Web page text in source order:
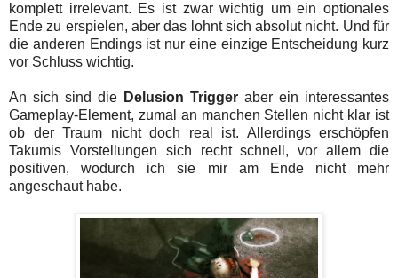
komplett irrelevant. Es ist zwar wichtig um ein optionales
Ende zu erspielen, aber das lohnt sich absolut nicht. Und für
die anderen Endings ist nur eine einzige Entscheidung kurz
vor Schluss wichtig.
An sich sind die Delusion Trigger aber ein interessantes
Gameplay-Element, zumal an manchen Stellen nicht klar ist
ob der Traum nicht doch real ist. Allerdings erschöpfen
Takumis Vorstellungen sich recht schnell, vor allem die
positiven, wodurch ich sie mir am Ende nicht mehr
angeschaut habe.